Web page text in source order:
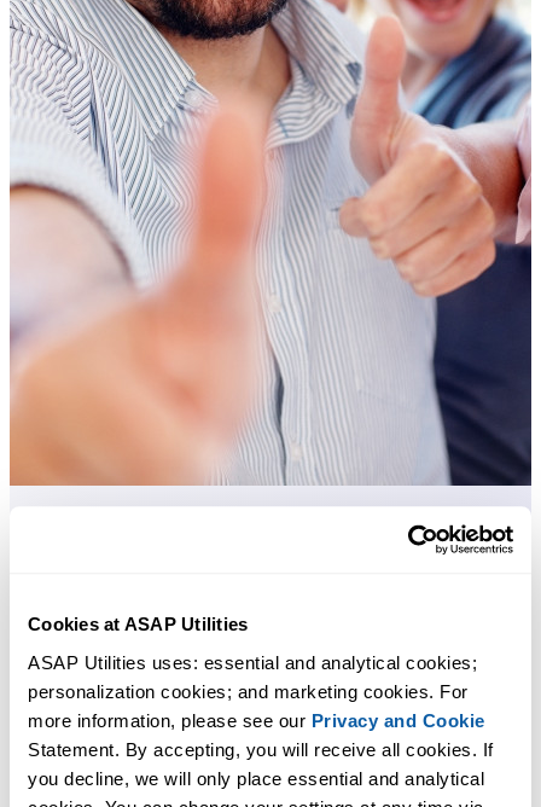
Cookies at ASAP Utilities
ASAP Utilities uses: essential and analytical cookies;
personalization cookies; and marketing cookies. For
more information, please see our Privacy and Cookie
Statement. By accepting, you will receive all cookies. If
you decline, we will only place essential and analytical
节省 Excel 工作时间，简单高效。
ASAP Utilities 帮助您节省时间，并实现 Excel 本身无法完成的
作。
您可以立即开始使用，无需培训。